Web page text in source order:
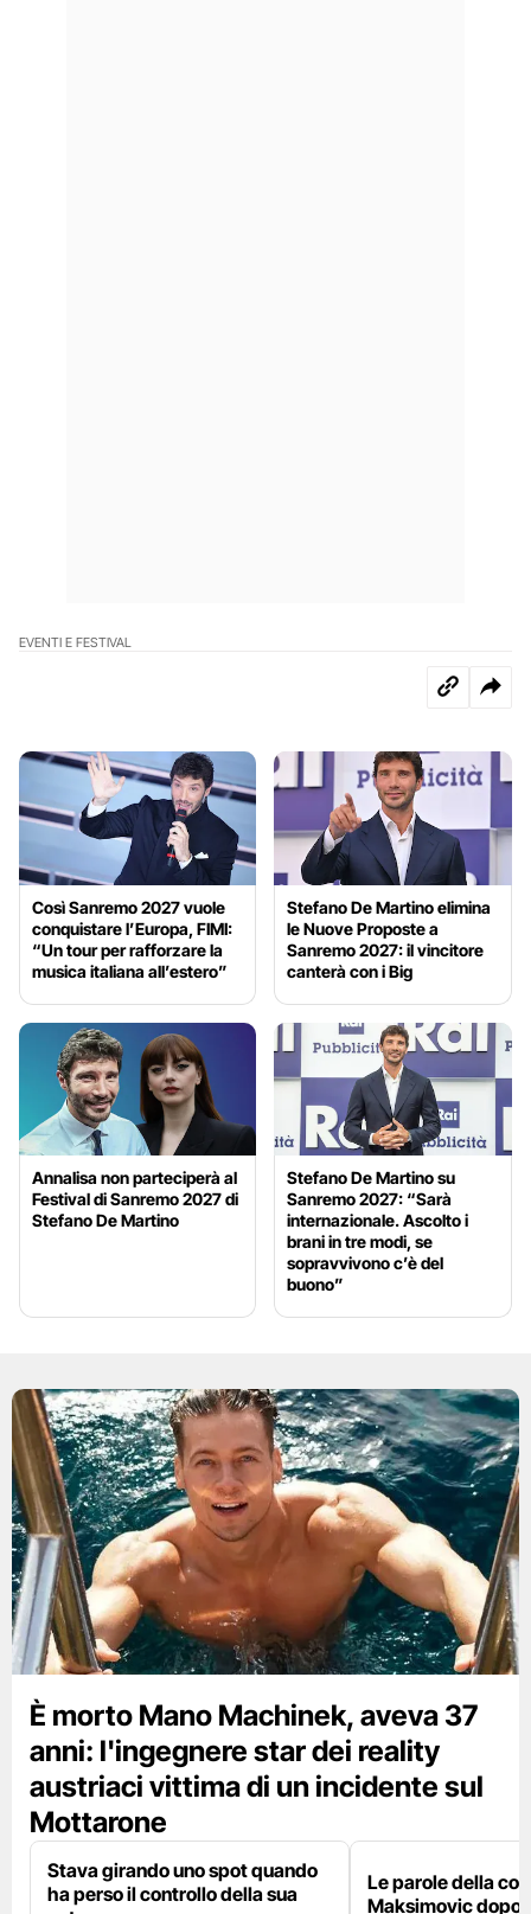
EVENTI E FESTIVAL
Così Sanremo 2027 vuole
conquistare l’Europa, FIMI:
“Un tour per rafforzare la
musica italiana all’estero”
Stefano De Martino elimina
le Nuove Proposte a
Sanremo 2027: il vincitore
canterà con i Big
Annalisa non parteciperà al
Festival di Sanremo 2027 di
Stefano De Martino
Stefano De Martino su
Sanremo 2027: “Sarà
internazionale. Ascolto i
brani in tre modi, se
sopravvivono c’è del
buono”
È morto Mano Machinek, aveva 37
anni: l'ingegnere star dei reality
austriaci vittima di un incidente sul
Mottarone
Stava girando uno spot quando
ha perso il controllo della sua
Le parole della
Maksimovic dopo